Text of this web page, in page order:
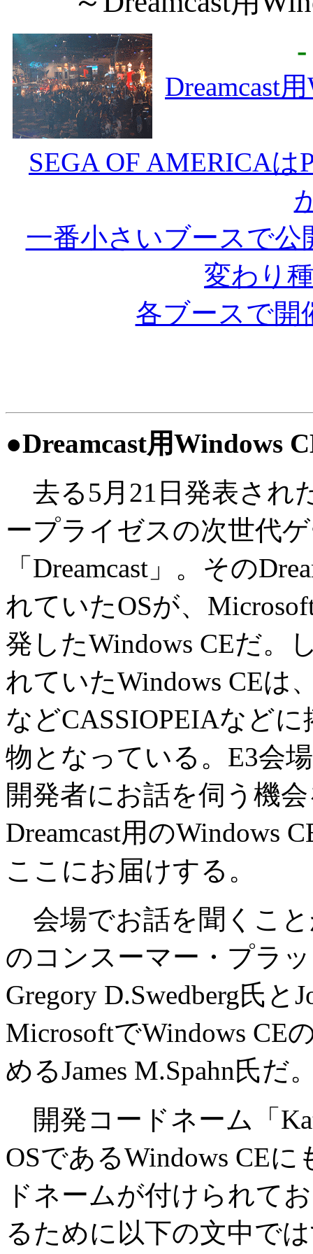
Dreamcast
SEGA OF AMERICA
一番小さいブースで
変わり
各ブースで開
●Dreamcast用Windows
去る5月21日発表され
ープライゼスの次世代
「Dreamcast」。その
れていたOSが、
発したWindows CEだ。
れていたWindows CEは
などCASSIOPEIAなど
物となっている。E3会
開発者にお話を伺う機
Dreamcast用のWindows
ここにお届けする。
会場でお話を聞くこ
のコンスーマー・プラ
Gregory D.Swedberg氏と
MicrosoftでWindows CE
めるJames M.Spahn氏だ
開発コードネーム「
OSであるWindows CE
ドネームが付けられて
るために以下の文中で